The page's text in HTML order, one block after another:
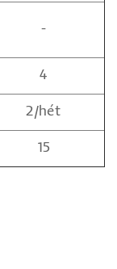
-
4
2/hét
15